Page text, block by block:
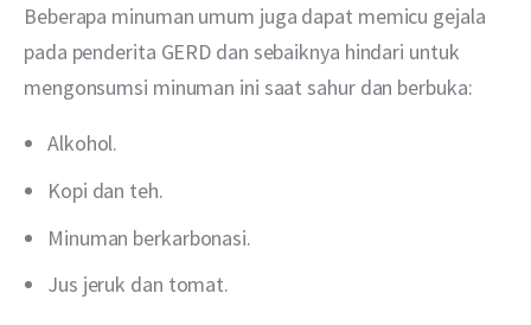
Beberapa minuman umum juga dapat memicu gejala
pada penderita GERD dan sebaiknya hindari untuk
mengonsumsi minuman ini saat sahur dan berbuka:
Alkohol.
Kopi dan teh.
Minuman berkarbonasi.
Jus jeruk dan tomat.